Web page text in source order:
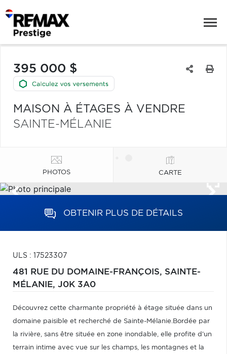
395 000 $
MAISON À ÉTAGES À VENDRE
SAINTE-MÉLANIE
PHOTOS CARTE
OBTENIR PLUS DE DÉTAILS
ULS : 17523307
481 RUE DU DOMAINE-FRANÇOIS, SAINTE-
MÉLANIE, J0K 3A0
Découvrez cette charmante propriété à étage située dans un
domaine paisible et recherché de Sainte-Mélanie.Bordée par
la rivière, sans être située en zone inondable, elle profite d'un
terrain intime avec vue sur les champs, les montagnes et la